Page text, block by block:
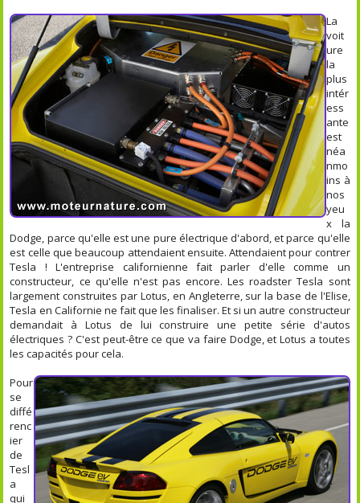
La
voit
ure
la
plus
intér
ess
ante
est
néa
nmo
ins à
nos
yeu
x la
Dodge, parce qu'elle est une pure électrique d'abord, et parce qu'elle
est celle que beaucoup attendaient ensuite. Attendaient pour contrer
Tesla ! L'entreprise californienne fait parler d'elle comme un
constructeur, ce qu'elle n'est pas encore. Les roadster Tesla sont
largement construites par Lotus, en Angleterre, sur la base de l'Elise,
Tesla en Californie ne fait que les finaliser. Et si un autre constructeur
demandait à Lotus de lui construire une petite série d'autos
électriques ? C'est peut-être ce que va faire Dodge, et Lotus a toutes
les capacités pour cela.
Pour
se
diffé
renc
ier
de
Tesl
a
qui